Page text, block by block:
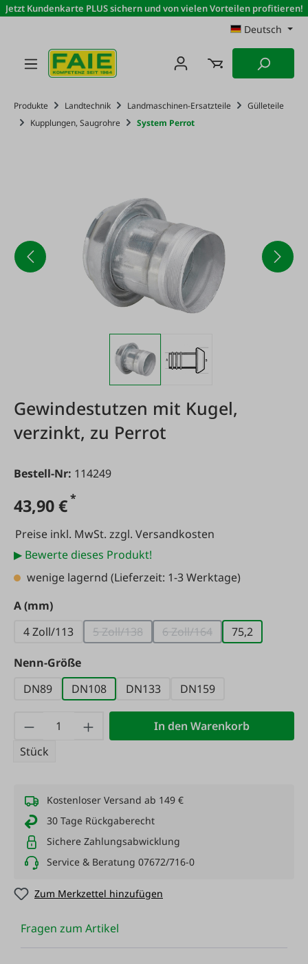
Zum Hauptinhalt springen
Jetzt Kundenkarte PLUS sichern und von vielen Vorteilen profitieren!
Deutsch
Produkte Landtechnik Landmaschinen-Ersatzteile
Gülleteile
Kupplungen, Saugrohre
System Perrot
Gewindestutzen mit Kugel,
verzinkt, zu Perrot
Bestell-Nr: 114249
43,90 €*
Preise inkl. MwSt. zzgl. Versandkosten
▶ Bewerte dieses Produkt!
wenige lagernd (Lieferzeit: 1-3 Werktage)
A (mm)auswählen
4 Zoll/113
5 Zoll/138(Diese Option ist zurzeit nicht verfügbar.)
6 Zoll/164(Diese Option ist zurzeit
75,2
Nenn-Größeauswählen
DN89
DN108 DN133 DN159
Produkt Anzahl: Gib den gewünschten
Stück
In den Warenkorb
Kostenloser Versand ab 149 €
30 Tage Rückgaberecht
Sichere Zahlungsabwicklung
Service & Beratung 07672/716-0
Zum Merkzettel hinzufügen
Fragen zum Artikel